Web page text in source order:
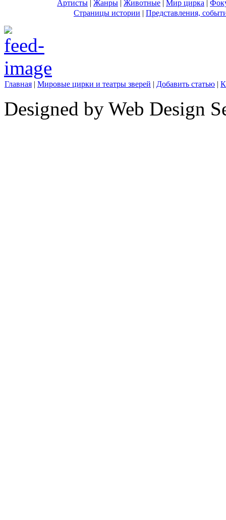
Артисты | Жанры | Животные | Мир цирка |
Страницы истории | Представления,
Главная | Мировые цирки и театры зверей | Добавить статью |
Designed by Web Design